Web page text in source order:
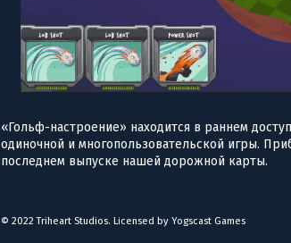
«Гольф-настроение» находится в раннем
одиночной и многопользовательской игры.
последнем выпуске нашей дорожной карты.
© 2022 Triheart Studios. Licensed by Yogscast Games